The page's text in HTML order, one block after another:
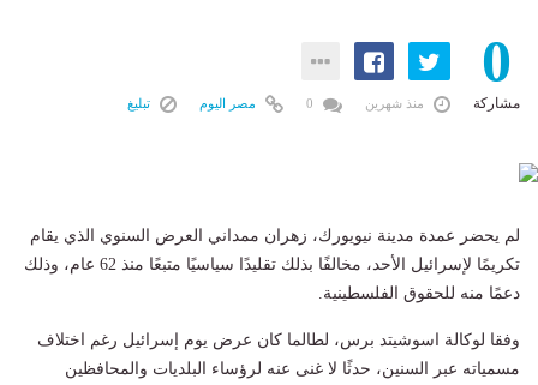
0
مشاركة منذ شهرين مصر اليوم تبليغ
لم يحضر عمدة مدينة نيويورك، زهران ممداني العرض السنوي الذي يقام
تكريمًا لإسرائيل الأحد، مخالفًا بذلك تقليدًا سياسيًا متبعًا منذ 62 عام، وذلك
دعمًا منه للحقوق الفلسطينية.
وفقا لوكالة اسوشيتد برس، لطالما كان عرض يوم إسرائيل رغم اختلاف
مسمياته عبر السنين، حدثًا لا غنى عنه لرؤساء البلديات والمحافظين